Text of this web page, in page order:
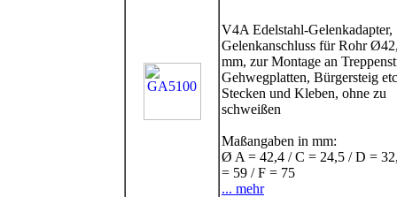
V4A Edelstahl-Gelenkadapter,
Gelenkanschluss für Rohr
mm, zur Montage an
Gehwegplatten, Bürgersteig
Stecken und Kleben, ohne zu
schweißen
Maßangaben in mm:
Ø A = 42,4 / C = 24,5 / D =
= 59 / F = 75
... mehr